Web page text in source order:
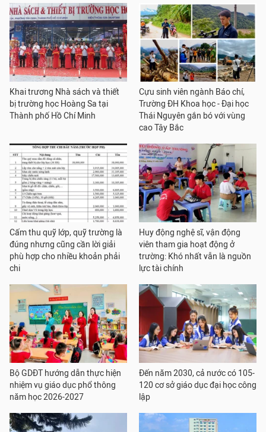
Khai trương Nhà sách và thiết
bị trường học Hoàng Sa tại
Thành phố Hồ Chí Minh
Cựu sinh viên ngành Báo chí,
Trường ĐH Khoa học - Đại học
Thái Nguyên gắn bó với vùng
cao Tây Bắc
Cấm thu quỹ lớp, quỹ trường là
đúng nhưng cũng cần lời giải
phù hợp cho nhiều khoản phải
chi
Huy động nghệ sĩ, vận động
viên tham gia hoạt động ở
trường: Khó nhất vẫn là nguồn
lực tài chính
Bộ GDĐT hướng dẫn thực hiện
nhiệm vụ giáo dục phổ thông
năm học 2026-2027
Đến năm 2030, cả nước có 105-
120 cơ sở giáo dục đại học công
lập